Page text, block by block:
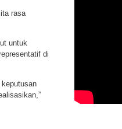
rasa
untuk
di